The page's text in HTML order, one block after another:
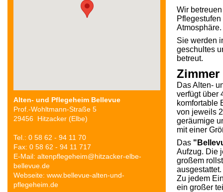
Alten- und Pflegeheim Bellevue
Prof.-Wohltmann-Straße 5
29456 Hitzacker (Elbe)
Tel.: 0 58 62 - 94 11 70
Fax: 0 58 62 - 94 11 717
E-Mail: altenpflegeheim@hitzacker-elbe-
bellevue.de
Webseite: www.bellevue-alten-und-
pflegeheim.de
Wir
Atmosphäre.
Sie werden
geschultes
betreut.
Zimmer
Das Alten-
verfügt über
komfortable
von jeweils
geräumige
mit einer
Das
Aufzug. Die
großem
ausgestattet.
Zu jedem
ein großer